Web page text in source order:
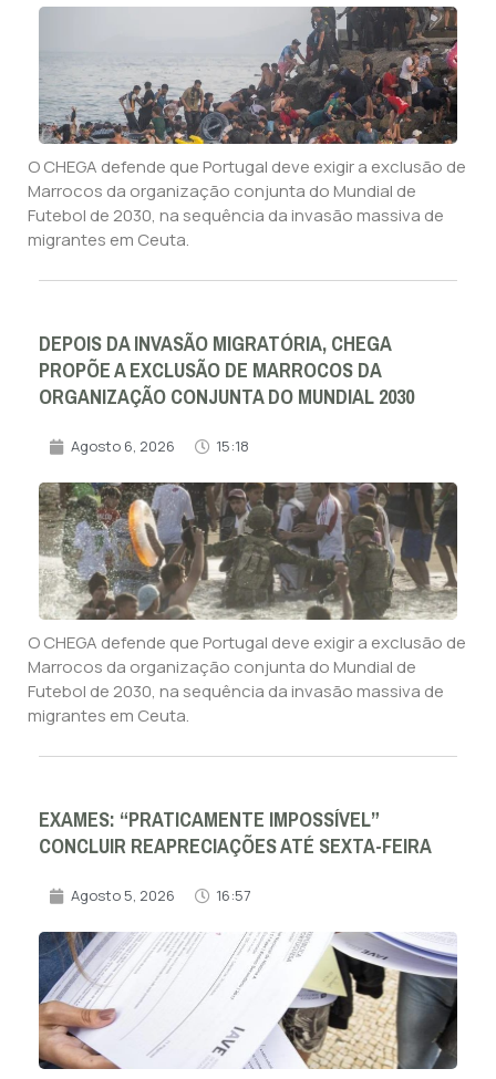
O CHEGA defende que Portugal deve exigir a exclusão de
Marrocos da organização conjunta do Mundial de
Futebol de 2030, na sequência da invasão massiva de
migrantes em Ceuta.
DEPOIS DA INVASÃO MIGRATÓRIA, CHEGA
PROPÕE A EXCLUSÃO DE MARROCOS DA
ORGANIZAÇÃO CONJUNTA DO MUNDIAL 2030
Agosto 6, 2026 15:18
O CHEGA defende que Portugal deve exigir a exclusão de
Marrocos da organização conjunta do Mundial de
Futebol de 2030, na sequência da invasão massiva de
migrantes em Ceuta.
EXAMES: “PRATICAMENTE IMPOSSÍVEL”
CONCLUIR REAPRECIAÇÕES ATÉ SEXTA-FEIRA
Agosto 5, 2026 16:57